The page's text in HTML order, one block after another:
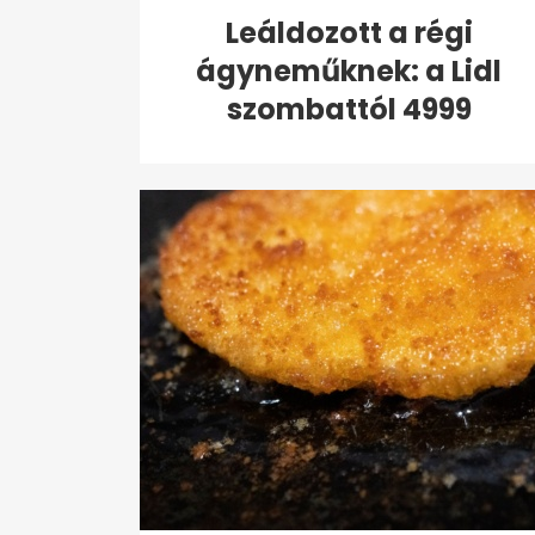
Leáldozott a régi
ágyneműknek: a Lidl
szombattól 4999